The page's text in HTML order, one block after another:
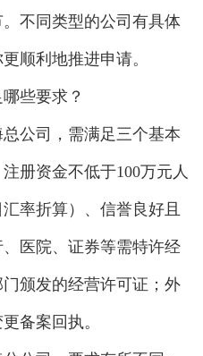
不同类型的公司有具体
顺利地推进申请。
些要求？
公司，需满足三个基本
册资金不低于100万元人
率折算）、信誉良好且
医院、证券等需特许经
颁发的经营许可证；外
备案回执。